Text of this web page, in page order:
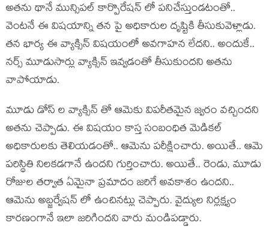
అతను థానే మున్సిపల్ కార్పొరేషన్ లో పనిచేస్తుండటంతో..
వెంటనే ఈ విషయాన్ని తన పై అధికారుల దృష్టికి తీసుకువెళ్లాడు.
తన భార్య ఈ వ్యాక్సిన్ విషయంలో అవగాహన లేదని.. అందుకే..
నర్స్ మూడుసార్లు వ్యాక్సిన్ ఇవ్వడంతో తీసుకుందని అతను
వాపోయాడు.
మూడు డోస్ ల వ్యాక్సిన్ తో ఆమెకు విపరీతమైన జ్వరం వచ్చిందని
అతను చెప్పాడు. ఈ విషయం కాస్త సంబంధిత మెడికల్
అధికారులకు తెలియడంతో.. ఆమెను పరీక్షించారు. అయితే.. ఆమె
పరిస్థితి నిలకడగానే ఉందని గుర్తించారు. అయితే.. రెండు, మూడు
రోజుల తర్వాత ఏమైనా ప్రమాదం జరిగే అవకాశం ఉందని..
ఆమెను అబ్జర్వేషన్ లో ఉంచినట్లు చెప్పారు. వైద్యుల నిర్లక్ష్యం
కారణంగానే ఇలా జరిగిందని వారు మండిపడ్డారు.